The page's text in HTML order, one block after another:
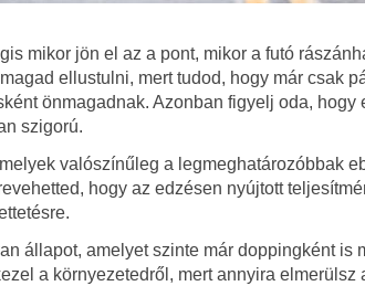
mikor jön el az a pont, mikor a futó
ellustulni, mert tudod, hogy már csak
önmagadnak. Azonban figyelj oda,
szigorú.
valószínűleg a legmeghatározóbbak
hogy az edzésen nyújtott
állapot, amelyet szinte már doppingként is
a környezetedről, mert annyira